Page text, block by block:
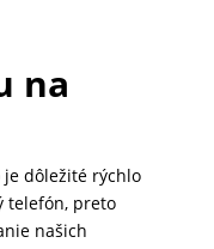
na
je dôležité rýchlo
telefón, preto
našich